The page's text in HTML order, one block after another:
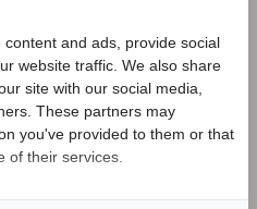
aanbieder
prijs
Motor2go prijs? Bel
and ads, provide social
website traffic. We also share
site with our social media,
These partners may
you've provided to them or that
of their services.